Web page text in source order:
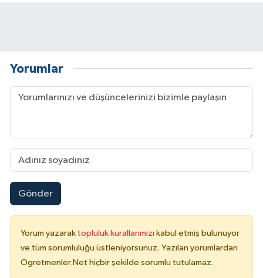
Yorumlar
Gönder
Yorum yazarak topluluk kurallarımızı kabul etmiş bulunuyor
ve tüm sorumluluğu üstleniyorsunuz. Yazılan yorumlardan
Ogretmenler.Net hiçbir şekilde sorumlu tutulamaz.